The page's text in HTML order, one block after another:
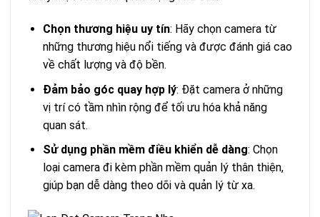
Chọn thương hiệu uy tín: Hãy chọn camera từ
những thương hiệu nổi tiếng và được đánh giá cao
về chất lượng và độ bền.
Đảm bảo góc quay hợp lý: Đặt camera ở những
vị trí có tầm nhìn rộng để tối ưu hóa khả năng
quan sát.
Sử dụng phần mềm điều khiển dễ dàng: Chọn
loại camera đi kèm phần mềm quản lý thân thiện,
giúp bạn dễ dàng theo dõi và quản lý từ xa.